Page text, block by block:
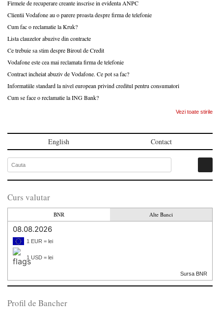
Firmele de recuperare creante inscrise in evidenta ANPC
Clientii Vodafone au o parere proasta despre firma de telefonie
Cum fac o reclamatie la Kruk?
Lista clauzelor abuzive din contracte
Ce trebuie sa stim despre Biroul de Credit
Vodafone este cea mai reclamata firma de telefonie
Contract incheiat abuziv de Vodafone. Ce pot sa fac?
Informatiile standard la nivel european privind creditul pentru consumatori
Cum se face o reclamatie la ING Bank?
Vezi toate stirile
English Contact
Curs valutar
BNR Alte Banci
08.08.2026
1 EUR = lei
1 USD = lei
Sursa BNR
Profil de Bancher